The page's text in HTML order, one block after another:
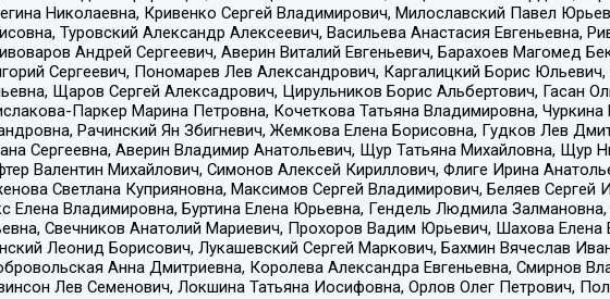
Николаевна, Кривенко Сергей Владимирович, Милославский Павел
Туровский Александр Алексеевич, Васильева Анастасия Евгеньевна,
Андрей Сергеевич, Аверин Виталий Евгеньевич, Барахоев Магомед
Сергеевич, Пономарев Лев Александрович, Каргалицкий Борис Юльевич,
Щаров Сергей Алексадрович, Цирульников Борис Альбертович, Гасан
Паркер Марина Петровна, Кочеткова Татьяна Владимировна,
Рачинский Ян Збигневич, Жемкова Елена Борисовна, Гудков Лев
Сергеевна, Аверин Владимир Анатольевич, Щур Татьяна Михайловна, Щур
Валентин Михайлович, Симонов Алексей Кириллович, Флиге Ирина
Светлана Куприяновна, Максимов Сергей Владимирович, Беляев Сергей
Елена Владимировна, Буртина Елена Юрьевна, Гендель Людмила
Свечников Анатолий Мариевич, Прохоров Вадим Юрьевич, Шахова Елена
Леонид Борисович, Лукашевский Сергей Маркович, Бахмин Вячеслав
Анна Дмитриевна, Королева Александра Евгеньевна, Смирнов
Лев Семенович, Локшина Татьяна Иосифовна, Орлов Олег Петрович,